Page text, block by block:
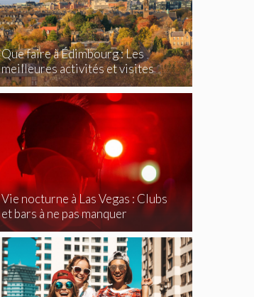
Que faire à Édimbourg : Les
meilleures activités et visites
incontournables
Vie nocturne à Las Vegas : Clubs
et bars à ne pas manquer